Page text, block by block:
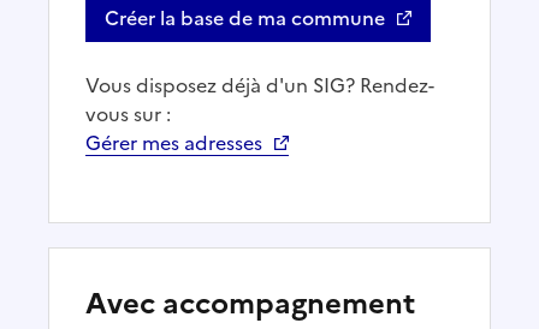
Créer la base de ma commune
Vous disposez déjà d'un SIG? Rendez-
vous sur :
Gérer mes adresses
Avec accompagnement